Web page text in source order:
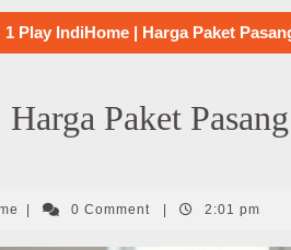
1 Play IndiHome | Harga Paket
Paket
IndiHome0 Comment 2:01 pm